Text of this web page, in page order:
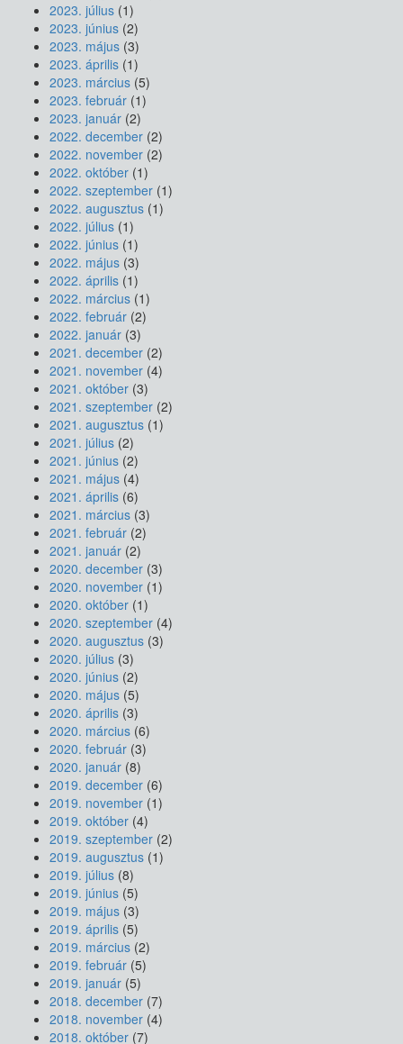
2023. július (1)
2023. június (2)
2023. május (3)
2023. április (1)
2023. március (5)
2023. február (1)
2023. január (2)
2022. december (2)
2022. november (2)
2022. október (1)
2022. szeptember (1)
2022. augusztus (1)
2022. július (1)
2022. június (1)
2022. május (3)
2022. április (1)
2022. március (1)
2022. február (2)
2022. január (3)
2021. december (2)
2021. november (4)
2021. október (3)
2021. szeptember (2)
2021. augusztus (1)
2021. július (2)
2021. június (2)
2021. május (4)
2021. április (6)
2021. március (3)
2021. február (2)
2021. január (2)
2020. december (3)
2020. november (1)
2020. október (1)
2020. szeptember (4)
2020. augusztus (3)
2020. július (3)
2020. június (2)
2020. május (5)
2020. április (3)
2020. március (6)
2020. február (3)
2020. január (8)
2019. december (6)
2019. november (1)
2019. október (4)
2019. szeptember (2)
2019. augusztus (1)
2019. július (8)
2019. június (5)
2019. május (3)
2019. április (5)
2019. március (2)
2019. február (5)
2019. január (5)
2018. december (7)
2018. november (4)
2018. október (7)